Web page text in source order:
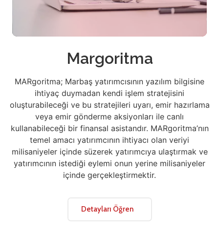
Margoritma
MARgoritma; Marbaş yatırımcısının yazılım bilgisine
ihtiyaç duymadan kendi işlem stratejisini
oluşturabileceği ve bu stratejileri uyarı, emir hazırlama
veya emir gönderme aksiyonları ile canlı
kullanabileceği bir finansal asistandır. MARgoritma’nın
temel amacı yatırımcının ihtiyacı olan veriyi
milisaniyeler içinde süzerek yatırımcıya ulaştırmak ve
yatırımcının istediği eylemi onun yerine milisaniyeler
içinde gerçekleştirmektir.
Detayları Öğren